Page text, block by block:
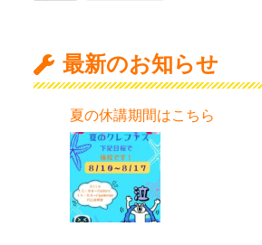
最新のお知らせ
夏の休講期間はこちら